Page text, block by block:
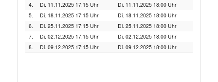
4.
Di. 11.11.2025 17:15 Uhr
Di. 11.11.2025 18:00 Uhr
5.
Di. 18.11.2025 17:15 Uhr
Di. 18.11.2025 18:00 Uhr
6.
Di. 25.11.2025 17:15 Uhr
Di. 25.11.2025 18:00 Uhr
7.
Di. 02.12.2025 17:15 Uhr
Di. 02.12.2025 18:00 Uhr
8.
Di. 09.12.2025 17:15 Uhr Di. 09.12.2025 18:00 Uhr